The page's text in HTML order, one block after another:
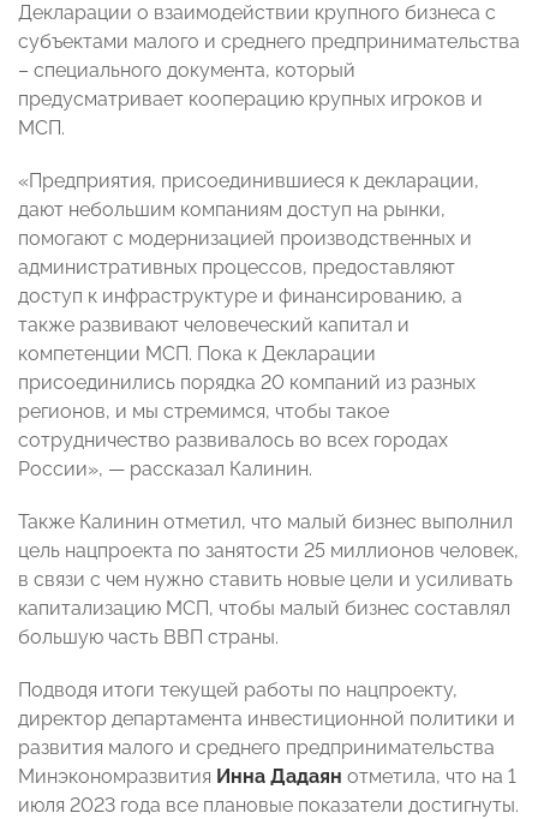
Декларации о взаимодействии крупного бизнеса с
субъектами малого и среднего предпринимательства
– специального документа, который
предусматривает кооперацию крупных игроков и
МСП.
«Предприятия, присоединившиеся к декларации,
дают небольшим компаниям доступ на рынки,
помогают с модернизацией производственных и
административных процессов, предоставляют
доступ к инфраструктуре и финансированию, а
также развивают человеческий капитал и
компетенции МСП. Пока к Декларации
присоединились порядка 20 компаний из разных
регионов, и мы стремимся, чтобы такое
сотрудничество развивалось во всех городах
России», — рассказал Калинин.
Также Калинин отметил, что малый бизнес выполнил
цель нацпроекта по занятости 25 миллионов человек,
в связи с чем нужно ставить новые цели и усиливать
капитализацию МСП, чтобы малый бизнес составлял
большую часть ВВП страны.
Подводя итоги текущей работы по нацпроекту,
директор департамента инвестиционной политики и
развития малого и среднего предпринимательства
Минэкономразвития Инна Дадаян отметила, что на 1
июля 2023 года все плановые показатели достигнуты.